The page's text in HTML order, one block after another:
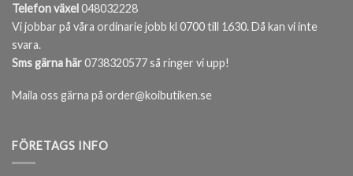
Telefon växel048032228
Vi jobbar på våra ordinarie jobb kl 0700 till 1630. Då kan vi inte
svara.
Sms gärna här0738320577 så ringer vi upp!
Maila oss gärna på order@koibutiken.se
FÖRETAGS INFO